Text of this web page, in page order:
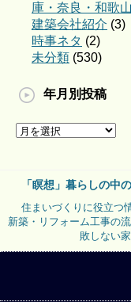
庫・奈良・和歌山
建築会社紹介 (3)
時事ネタ (2)
未分類 (530)
年月別投稿
「瞑想」暮らしの中
住まいづくりに役立つ
新築・リフォーム工事の
敗しない